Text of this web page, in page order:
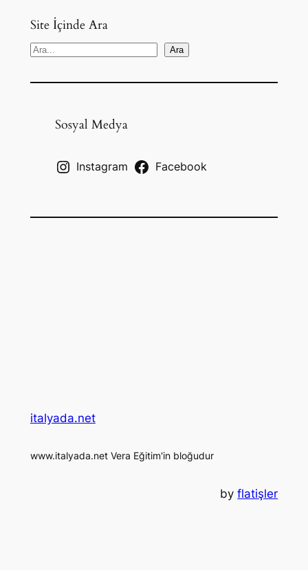
Site İçinde Ara
S
a
Ara
Sosyal Medya
Instagram Facebook
italyada.net
www.italyada.net Vera Eğitim'in bloğudur
byflatişler